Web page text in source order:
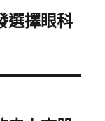
選擇眼科